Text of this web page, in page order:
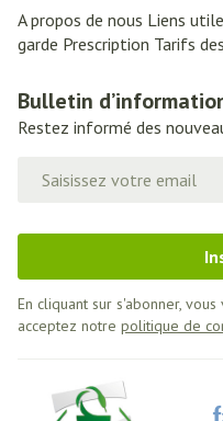
A propos de nous Liens
garde Prescription Tarifs
Bulletin
Restez informé des
En cliquant sur s'abonner,
acceptez notre politique de